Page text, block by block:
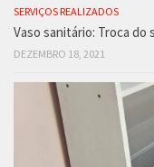
SERVIÇOS REALIZADOS
Vaso sanitário: Troca do
DEZEMBRO 18, 2021